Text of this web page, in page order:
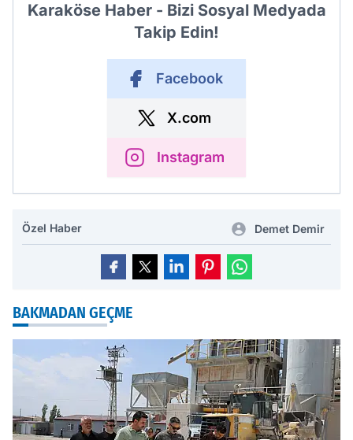
Karaköse Haber - Bizi Sosyal Medyada
Takip Edin!
Facebook
X.com
Instagram
Özel Haber Demet Demir
BAKMADAN GEÇME